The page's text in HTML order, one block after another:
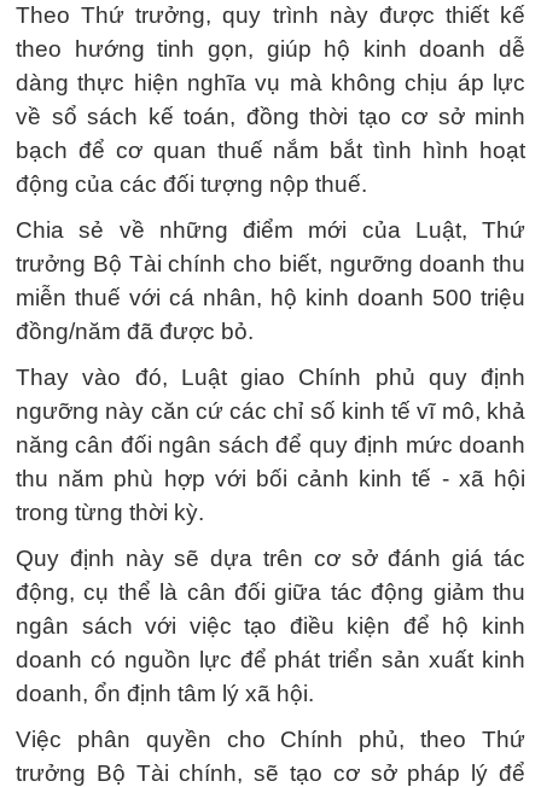
Theo Thứ trưởng, quy trình này được thiết kế
theo hướng tinh gọn, giúp hộ kinh doanh dễ
dàng thực hiện nghĩa vụ mà không chịu áp lực
về sổ sách kế toán, đồng thời tạo cơ sở minh
bạch để cơ quan thuế nắm bắt tình hình hoạt
động của các đối tượng nộp thuế.
Chia sẻ về những điểm mới của Luật, Thứ
trưởng Bộ Tài chính cho biết, ngưỡng doanh thu
miễn thuế với cá nhân, hộ kinh doanh 500 triệu
đồng/năm đã được bỏ.
Thay vào đó, Luật giao Chính phủ quy định
ngưỡng này căn cứ các chỉ số kinh tế vĩ mô, khả
năng cân đối ngân sách để quy định mức doanh
thu năm phù hợp với bối cảnh kinh tế - xã hội
trong từng thời kỳ.
Quy định này sẽ dựa trên cơ sở đánh giá tác
động, cụ thể là cân đối giữa tác động giảm thu
ngân sách với việc tạo điều kiện để hộ kinh
doanh có nguồn lực để phát triển sản xuất kinh
doanh, ổn định tâm lý xã hội.
Việc phân quyền cho Chính phủ, theo Thứ
trưởng Bộ Tài chính, sẽ tạo cơ sở pháp lý để